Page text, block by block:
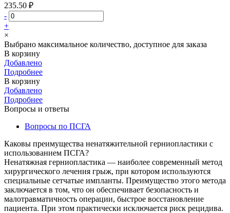
235.50 ₽
-
+
×
Выбрано максимальное количество, доступное для заказа
В корзину
Добавлено
Подробнее
В корзину
Добавлено
Подробнее
Вопросы и ответы
Вопросы по ПСГА
Каковы преимущества ненатяжительной герниопластики с
использованием ПСГА?
Ненатяжная герниопластика — наиболее современный метод
хирургического лечения грыж, при котором используются
специальные сетчатые импланты. Преимущество этого метода
заключается в том, что он обеспечивает безопасность и
малотравматичность операции, быстрое восстановление
пациента. При этом практически исключается риск рецидива.